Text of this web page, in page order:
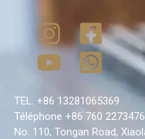
TEL. +86 13281065369
Téléphone +86 760
No. 110, Tongan Road,